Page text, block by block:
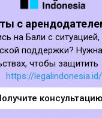
с
на Бали с
поддержки?
чтобы
https://legalindonesia.id/
консультацию